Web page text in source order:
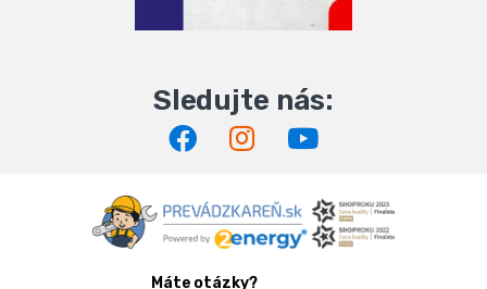
Máte otázky?